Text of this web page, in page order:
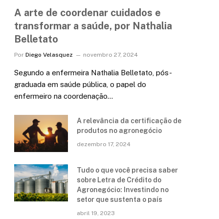
A arte de coordenar cuidados e
transformar a saúde, por Nathalia
Belletato
Por Diego Velasquez novembro 27, 2024
Segundo a enfermeira Nathalia Belletato, pós-
graduada em saúde pública, o papel do
enfermeiro na coordenação…
A relevância da certificação de
produtos no agronegócio
dezembro 17, 2024
Tudo o que você precisa saber
sobre Letra de Crédito do
Agronegócio: Investindo no
setor que sustenta o país
abril 19, 2023